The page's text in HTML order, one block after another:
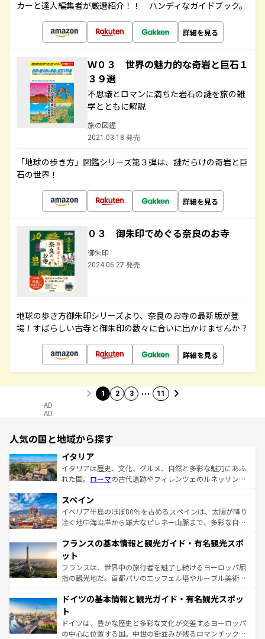
カーと達人編集者が厳選紹介！！ ハンディなガイドブック。
詳細を見る
Ｗ０３ 世界の魅力的な奇岩と巨石１
３９選
不思議とロマンに満ちた岩石の謎を旅の雑
学とともに解説
旅の図鑑
2021.03.18 発売
「地球の歩き方」図鑑シリーズ第３弾は、謎だらけの奇岩と巨
石の世界！
詳細を見る
０３ 御朱印でめぐる奈良のお寺
御朱印
2024.06.27 発売
地球の歩き方御朱印シリーズより、奈良のお寺の最新版が登
場！すばらしい古寺と御朱印の数々に合いに出かけませんか？
詳細を見る
1 2 3 … 11
AD
AD
人気の国と地域から探す
イタリア
イタリアは歴史、文化、グルメ、自然と多彩な魅力にあふ
れた国。 ローマの古代遺跡やフィレンツェのルネッサンス
ろん、トスカーナの美しい田園風景やアマルフィ海岸の絶
景など、自然景観も見逃せない。観光の合間には、本場の
ピザやパスタなど、絶品のイタリア料理を堪能することも
ませてくれるイタリアで、忘れられない旅をしてみよう！
なお、新着のイタリア情報は
しい。
スペイン
イベリア半島のほぼ80％を占めるスペインは、太陽が降り
注ぐ地中海沿岸から雄大なピレネー山脈まで、多彩な自然
文化が根付くこの国では、情熱的なフラメンコ、熱気あふ
れる闘牛、そして美味しいタパスが生活の一部となってい
る。首都マドリードの洗練された雰囲気や、バルセロナの
アートに溢れた街角から、地方では古代ローマ遺跡や中世
せる。地方によって風土や気候が異なるスペインはその個
ンテンツ一覧 を参照してほしい。
フランスの基本情報と観光ガイド・有名観光スポ
ット
フランスは、世界中の旅行者を魅了し続けるヨーロッパ屈
指の観光地だ。首都パリのエッフェル塔やルーブル美術館
で、幅広い魅力が詰まっている。華麗な宮殿、歴史的な大
聖堂、美しいビーチ、そして豊かな自然が、訪れる者を心
から魅了する。また、フランスは美食の国としても知ら
れ、フランス料理はユネスコ無形文化遺産にも登録されて
ドイツの基本情報と観光ガイド・有名観光スポッ
ト
ドイツは、豊かな歴史と多彩な文化が交差するヨーロッパ
の中心に位置する国。中世の街並みが残るロマンチック街